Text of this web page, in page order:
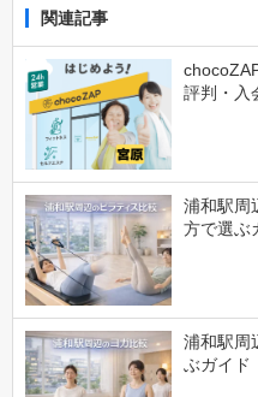
関連記事
評判・入
浦和駅周
方で選ぶ
浦和駅周
ぶガイド